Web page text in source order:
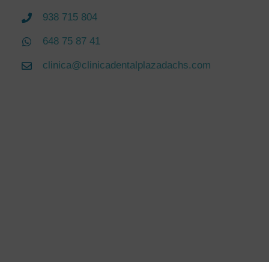
938 715 804
648 75 87 41
clinica@clinicadentalplazadachs.com